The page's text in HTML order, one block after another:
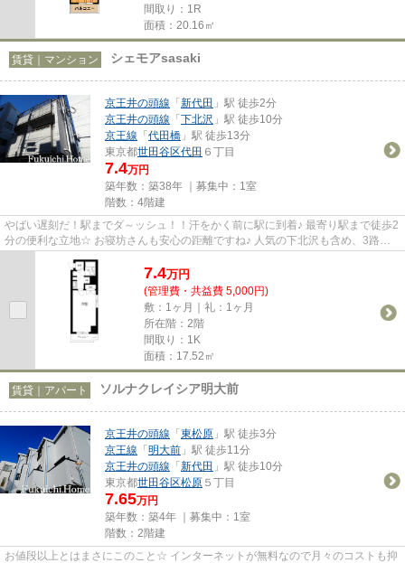
間取り：1R
面積：20.16㎡
賃貸｜マンション シェモアsasaki
京王井の頭線 「新代田 」駅 徒歩2分
京王井の頭線 「下北沢 」駅 徒歩10分
京王線 「代田橋 」駅 徒歩13分
東京都世田谷区代田 ６丁目
7.4万円
築年数：築38年 ｜募集中： 1室
階数：4階建
やばい遅刻だ！駅までダ～ッシュ！！汗をかく前に駅に到着♪ 最寄り駅まで徒歩2
分の便利な立地☆ お寝坊さんも安心の距離ですね♪ 人気の下北沢も含め、3路線
使えるので通勤やお出かけは...
7.4万円
(管理費・共益費 5,000円)
敷：1ヶ月｜礼：1ヶ月
所在階：2階
間取り：1K
面積：17.52㎡
賃貸｜アパート ソルナクレイシア明大前
京王井の頭線 「東松原 」駅 徒歩3分
京王線 「明大前 」駅 徒歩11分
京王井の頭線 「新代田 」駅 徒歩10分
東京都世田谷区松原 ５丁目
7.65万円
築年数：築4年 ｜募集中： 1室
階数：2階建
お値段以上とはまさにこのこと☆ インターネットが無料なので月々のコストも抑